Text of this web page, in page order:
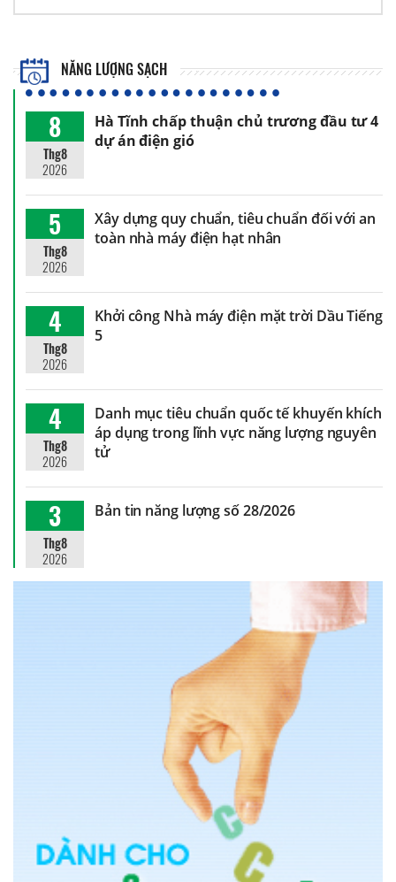
NĂNG LƯỢNG SẠCH
8
Thg8
2026
Hà Tĩnh chấp thuận chủ trương đầu tư 4
dự án điện gió
5
Thg8
2026
Xây dựng quy chuẩn, tiêu chuẩn đối với an
toàn nhà máy điện hạt nhân
4
Thg8
2026
Khởi công Nhà máy điện mặt trời Dầu Tiếng
5
4
Thg8
2026
Danh mục tiêu chuẩn quốc tế khuyến khích
áp dụng trong lĩnh vực năng lượng nguyên
tử
3
Thg8
2026
Bản tin năng lượng số 28/2026